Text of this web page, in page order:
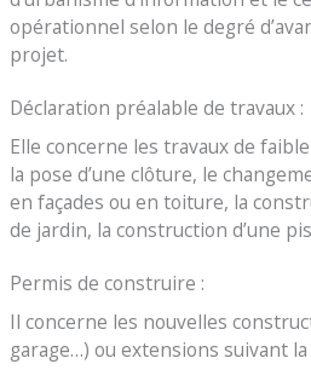
opérationnel selon le degré
projet.
Déclaration préalable de travaux :
Elle concerne les travaux de
la pose d’une clôture, le
en façades ou en toiture, la
de jardin, la construction d’une
Permis de construire :
Il concerne les nouvelles
garage…) ou extensions suivant